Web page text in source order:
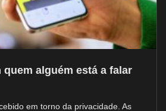
quem alguém está a falar
em torno da privacidade. As